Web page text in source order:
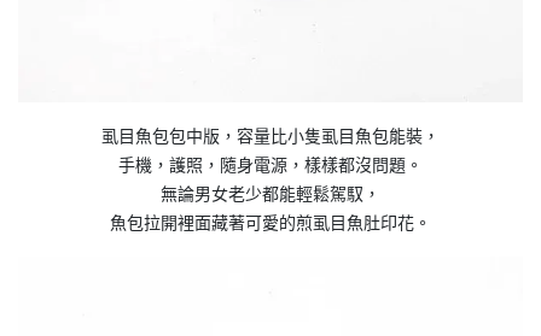
虱目魚包包中版，容量比小隻虱目魚包能裝，
手機，護照，隨身電源，樣樣都沒問題。
無論男女老少都能輕鬆駕馭，
魚包拉開裡面藏著可愛的煎虱目魚肚印花。